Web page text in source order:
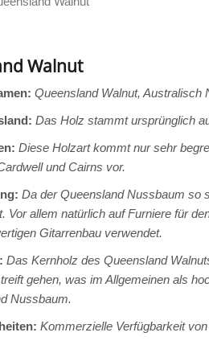
Walnut
Queensland Walnut, Australisch
Das Holz stammt ursprünglich
Diese Holzart kommt nur sehr
und Cairns vor.
Da der Queensland Nussbaum so
Vor allem natürlich auf Furniere für
Gitarrenbau verwendet.
Das Kernholz des Queensland
gehen, was im Allgemeinen als
Nussbaum.
Kommerzielle Verfügbarkeit